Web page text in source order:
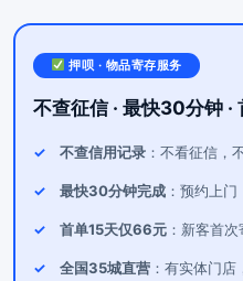
押呗 · 物品寄存服务
不查征信 · 最快30分钟
不查信用记录 ：不看征信，
最快30分钟完成 ：预约上
首单15天仅66元 ：新客首
全国35城直营 ：有实体门